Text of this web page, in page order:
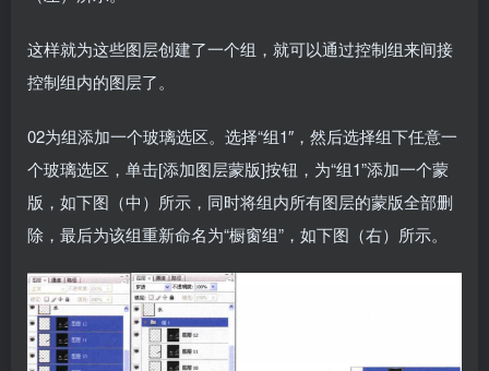
这样就为这些图层创建了一个组，就可以通过控制组来间接
控制组内的图层了。
02为组添加一个玻璃选区。选择“组1″，然后选择组下任意一
个玻璃选区，单击[添加图层蒙版]按钮，为“组1”添加一个蒙
版，如下图（中）所示，同时将组内所有图层的蒙版全部删
除，最后为该组重新命名为“橱窗组”，如下图（右）所示。